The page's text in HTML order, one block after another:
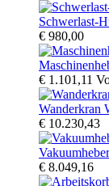
Schwerlast-
€ 980,00
€ 1.101,11
Wanderkran
€ 10.230,43
€ 8.049,16